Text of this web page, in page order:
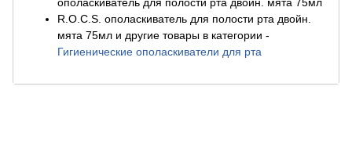
R.O.C.S. ополаскиватель для полости рта двойн.
мята 75мл и другие товары в категории -
Гигиенические ополаскиватели для рта